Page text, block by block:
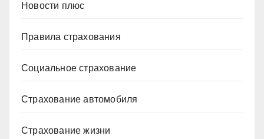
Новости плюс
Правила страхования
Социальное страхование
Страхование автомобиля
Страхование жизни